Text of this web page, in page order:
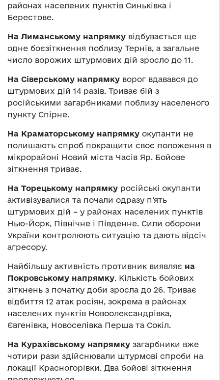
районах населених пунктів Синьківка і
Берестове.
На Лиманському напрямку відбувається ще
одне боєзіткнення поблизу Тернів, а загальне
число ворожих штурмових дій зросло до 11.
На Сіверському напрямку ворог вдавався до
штурмових дій 14 разів. Триває бій з
російськими загарбниками поблизу населеного
пункту Спірне.
На Краматорському напрямку окупанти не
полишають спроб покращити своє положення в
мікрорайоні Новий міста Часів Яр. Бойове
зіткнення триває.
На Торецькому напрямку російські окупанти
активізувалися та почали одразу п’ять
штурмових дій – у районах населених пунктів
Нью-Йорк, Північне і Південне. Сили оборони
України контролюють ситуацію та дають відсіч
агресору.
Найбільшу активність противник виявляє на
Покровському напрямку. Кількість бойових
зіткнень з початку доби зросла до 26. Триває
відбиття 12 атак росіян, зокрема в районах
населених пунктів Новоолександрівка,
Євгенівка, Новоселівка Перша та Сокіл.
На Курахівському напрямку загарбники вже
чотири рази здійснювали штурмові спроби на
локації Красногорівки. Два бойові зіткнення